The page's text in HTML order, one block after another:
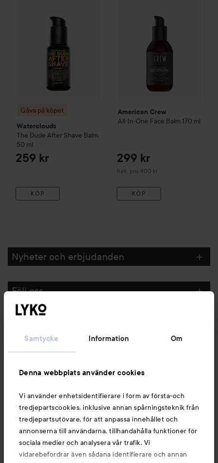
Samtycke Information Om
Denna webbplats använder cookies
Vi använder enhetsidentifierare i form av första-och
tredjepartscookies, inklusive annan spårningsteknik från
tredjepartsutövare, för att anpassa innehållet och
annonserna till användarna, tillhandahålla funktioner för
sociala medier och analysera vår trafik. Vi
vidarebefordrar även sådana identifierare och annan
Gåva på köpet
Waterclouds
The Dude After Shave Balm
50 ml
259 kr
KÖP
American Crew
All-In-One Face Balm 170 ml
299 kr
Rek. pris 400 kr
Rekommenderat pris 400 kr
KÖP
Nyheter och erbjudanden
Följ oss
Du kanske också gillar